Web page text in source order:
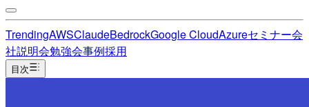
TrendingAWSClaudeBedrockGoogle CloudAzureセミナー会
社説明会勉強会事例採用
目次